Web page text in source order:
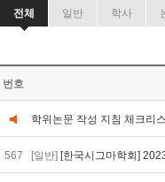
전체 일반 학사
번호
학위논문 작성 지침 체크리
567 [일반] [한국시그마학회]